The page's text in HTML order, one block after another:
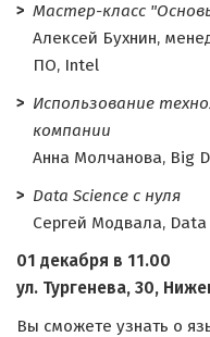
Мастер-класс
Алексей Бухнин,
ПО, Intel
Использование
компании
Анна Молчанова, Big
Data Science с нуля
Сергей Модвала, Data
01 декабря в 11.00
ул. Тургенева, 30,
Вы сможете узнать о